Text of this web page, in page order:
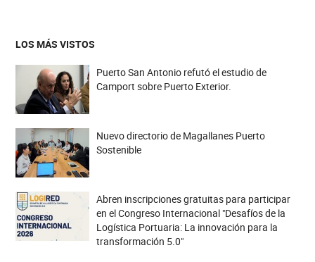
LOS MÁS VISTOS
Puerto San Antonio refutó el estudio de
Camport sobre Puerto Exterior.
Nuevo directorio de Magallanes Puerto
Sostenible
Abren inscripciones gratuitas para participar
en el Congreso Internacional "Desafíos de la
Logística Portuaria: La innovación para la
transformación 5.0"